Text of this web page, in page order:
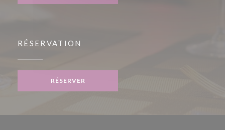
RÉSERVATION
RÉSERVER